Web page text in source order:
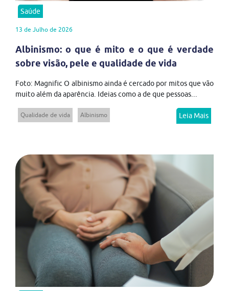
Saúde
13 de Julho de 2026
Albinismo: o que é mito e o que é verdade
sobre visão, pele e qualidade de vida
Foto: Magnific O albinismo ainda é cercado por mitos que vão
muito além da aparência. Ideias como a de que pessoas...
Qualidade de vida Albinismo Leia Mais